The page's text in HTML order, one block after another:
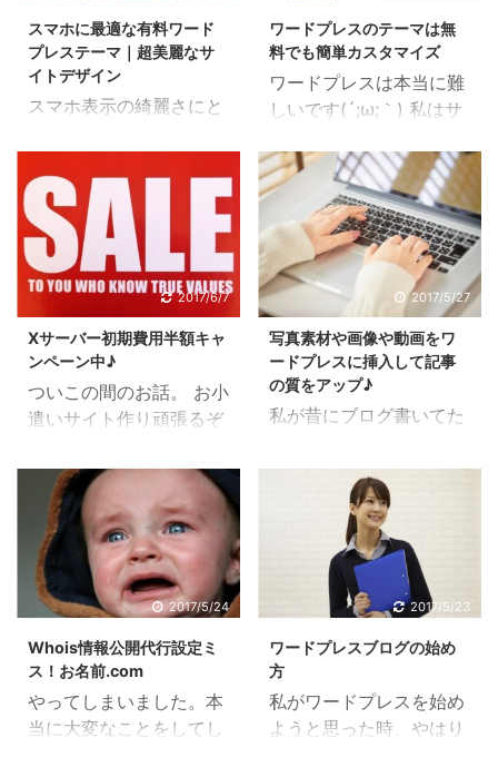
ー。 自分でお金を稼ぐと
いうこと 子育て中の専業
主婦さんは多いと思うん
ですけど、 そうすると旦
那の収入から少し自分用
のお小遣いに回すという
感じですよね？ 恐らく、
すごく節約家さんで自分
の分なんてない…！って
方もいると思います
（´；；｀） 私は旦那か
らの収入を自分用にする
っていうのが少 ...
は なんかすごいらしいで
す。 SEO対策っていうの
は、GOOGLEとか
YAHOOとかの検索で上
のことです。 これをする
ためには、タイトルとか
キーワード、サイト説明
文とか色々必要になりま
す。 そういうのが初期装
備の段階で全部備わって
いるのがこの
WING（AFFINGER5版）
です。 ...
スマホに最適な有料ワード
プレステーマ｜超美麗なサ
イトデザイン
スマホ表示の綺麗さにと
です。 本当に本当に本当
に綺麗過ぎて感動します
(´;ω;｀) パソコン表示で
綺麗なテーマはいっぱい
あったのですが、スマホ
でこんな綺麗なのは他に
ありません。
GoogleAdSenseならこ
れ 私はポイントサイトを
紹介するサイトなので使
ンス規約でポイントサイ
トと一緒に使えません）
でも、アドセンスを使っ
て稼ぎたい人、少しでも
やった経験がある人なら
わかりますが、 パソコン
からのアドセンスは今は
あまり稼げないです。 ほ
とんど ...
ワードプレスのテーマは無
料でも簡単カスタマイズ
ワードプレスは本当に難
しいです(´;ω;｀) 私はサ
きで色々やってきたんで
すけど、やっぱり難し
い。 旦那はサイト作りと
かも全然できない人だか
らもっと苦労すると思っ
たけど、熱意持ってるか
らか頑張ってやってま
す。 無料テーマもたくさ
んあります ワードプレス
が難しい一番の要因はき
っと自由過ぎることだと
ってけっこう決められて
しまってるところがある
ので、自由度は低いで
す。 でもワードプレスは
なんでもかんでも自由に
できちゃうんです。 だか
ら私みたいなタイプは、
あれをこうし ...
2017/6/7
Xサーバー初期費用半額キャ
ンペーン中♪
ついこの間のお話。 お小
遣いサイト作り頑張るぞ
ン取得のためにXサーバ
ーを申し込みました。 さ
て、今日のお話。 「新し
く記事書かなくちゃいけ
ないからXサーバーにロ
グイン…ん？」 「うおお
額キャンペーンやっとる
やないかい！ Xサーバー
が初期費用半額キャンペ
ーンを実施中！？ もう少
2017/5/27
写真素材や画像や動画をワ
ードプレスに挿入して記事
の質をアップ♪
私が昔にブログ書いてた
なかったと思うんですけ
ど、今ではブログの中に
写真とか画像とか動画を
入れた方が記事の質が高
いと判断されるそうで
す。 記事の質が高いと検
と便利になるんだそうで
す。 無料で使える画像サ
イト 私は前から書いてる
みたいにケチなんでそう
2017/5/24
Whois情報公開代行設定ミ
ス！お名前.com
やってしまいました。本
当に大変なことをしてし
2017/5/23
ワードプレスブログの始め
方
私がワードプレスを始め
ようと思った時、やはり